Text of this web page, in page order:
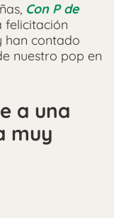
Con P de
felicitación
han contado
nuestro pop en
a una
muy